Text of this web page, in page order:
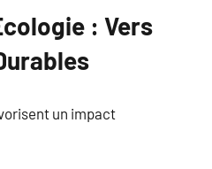
: Vers
un impact